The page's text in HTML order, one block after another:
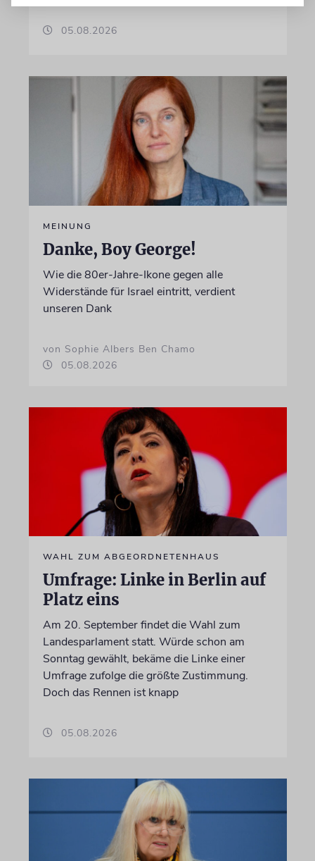
05.08.2026
MEINUNG
Danke, Boy George!
Wie die 80er-Jahre-Ikone gegen alle
Widerstände für Israel eintritt, verdient
unseren Dank
von Sophie Albers Ben Chamo
05.08.2026
WAHL ZUM ABGEORDNETENHAUS
Umfrage: Linke in Berlin auf
Platz eins
Am 20. September findet die Wahl zum
Landesparlament statt. Würde schon am
Sonntag gewählt, bekäme die Linke einer
Umfrage zufolge die größte Zustimmung.
Doch das Rennen ist knapp
05.08.2026